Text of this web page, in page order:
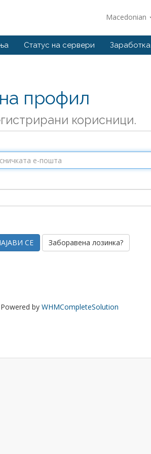
Macedonian
Статус на сервери Заработка
профил
корисници.
Заборавена лозинка?
Powered by WHMCompleteSolution